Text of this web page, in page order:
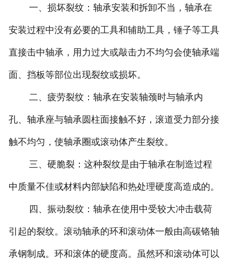
一、损坏裂纹：轴承安装和拆卸不当，轴承在
安装过程中没有必要的工具和辅助工具，锤子等工具
直接击中轴承，用力过大或敲击力不均匀会使轴承端
面、挡板等部位出现裂纹或损坏。
二、疲劳裂纹：轴承在安装轴颈时与轴承内
孔、轴承座与轴承圆柱面接触不好，滚道受力部分接
触不均匀，使轴承圈或滚动体产生裂纹。
三、硬脆裂：这种裂纹是由于轴承在制造过程
中质量不佳或材料内部缺陷和热处理硬度高造成的。
四、振动裂纹：轴承在使用中受较大冲击载荷
引起的裂纹。滚动轴承的环和滚动体一般由高碳铬轴
承钢制成。环和滚体的硬度高。虽然环和滚动体可以